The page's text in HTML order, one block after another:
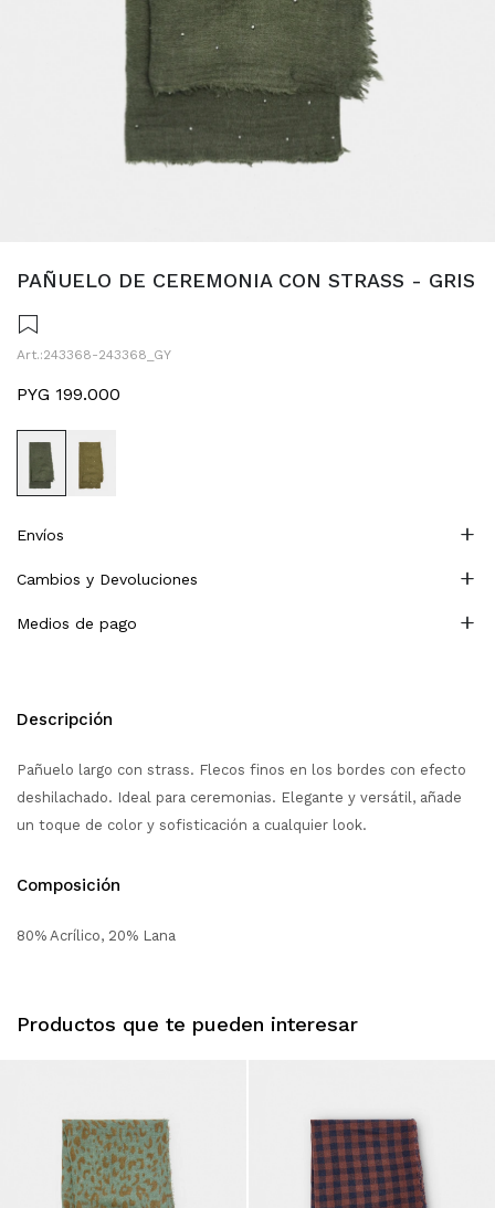
PAÑUELO DE CEREMONIA CON STRASS - GRIS
243368-243368_GY
PYG 199.000
Envíos
Cambios y Devoluciones
Medios de pago
Descripción
Pañuelo largo con strass. Flecos finos en los bordes con efecto
deshilachado. Ideal para ceremonias. Elegante y versátil, añade
un toque de color y sofisticación a cualquier look.
Composición
80% Acrílico, 20% Lana
Productos que te pueden interesar